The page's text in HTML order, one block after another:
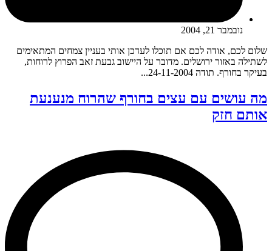
נובמבר 21, 2004
שלום לכם, אודה לכם אם תוכלו לעדכן אותי בעניין צמחים המתאימים
לשתילה באזור ירושלים. מדובר על היישוב גבעת זאב הפרוץ לרוחות,
בעיקר בחורף. תודה 24-11-2004...
מה עושים עם עצים בחורף שהרוח מנענעת
אותם חזק